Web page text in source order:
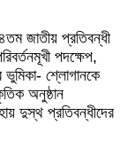
জাতীয় প্রতিবন্ধী
পদক্ষেপ,
ভুমিকা- শ্লোগানকে
অনুষ্ঠান
দুস্থ প্রতিবন্ধীদের